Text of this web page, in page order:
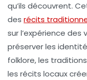
qu’ils découvrent.
des récits
sur l’expérience des
préserver les
folklore, les
les récits locaux